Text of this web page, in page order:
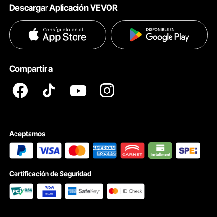
Ayuda & FAQs
Términos & Condiciones
Políticas de Privacidad
Descargar Aplicación VEVOR
Compartir a
Aceptamos
Certificación de Seguridad